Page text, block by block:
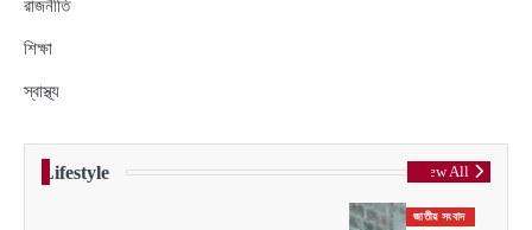
রাজনীতি
শিক্ষা
স্বাস্থ্য
Lifestyle View All
জাতীয় সংবাদ